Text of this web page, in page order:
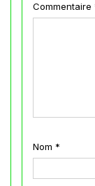
Commentaire
Nom *